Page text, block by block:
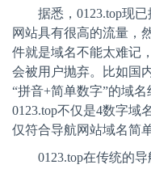
据悉， 0123.top现已
网站具有很高的流量，
件就是域名不能太难记
会被用户抛弃。比如国
“拼音+简单数字”的域名
0123.top不仅是4数字域
仅符合导航网站域名简
0123.top在传统的